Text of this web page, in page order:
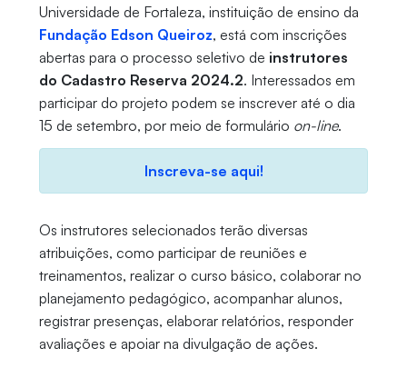
Universidade de Fortaleza, instituição de ensino da
Fundação Edson Queiroz, está com inscrições
abertas para o processo seletivo de instrutores
do Cadastro Reserva 2024.2. Interessados em
participar do projeto podem se inscrever até o dia
15 de setembro, por meio de formulário on-line.
Inscreva-se aqui!
Os instrutores selecionados terão diversas
atribuições, como participar de reuniões e
treinamentos, realizar o curso básico, colaborar no
planejamento pedagógico, acompanhar alunos,
registrar presenças, elaborar relatórios, responder
avaliações e apoiar na divulgação de ações.